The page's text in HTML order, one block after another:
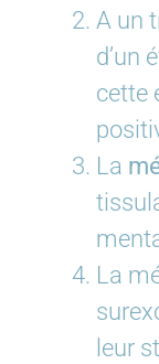
A un
d’un
cette
La
La
leur